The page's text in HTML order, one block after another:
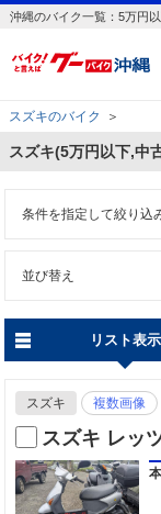
沖縄のバイク一覧：5万円
スズキのバイク ＞
スズキ(5万円以下,中
条件を指定して絞り込
並び替え
リスト表
スズキ 複数画像
スズキ レッ